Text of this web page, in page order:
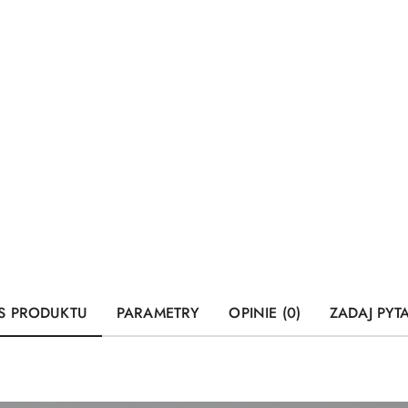
PRODUKTU PARAMETRY OPINIE (0) ZADAJ